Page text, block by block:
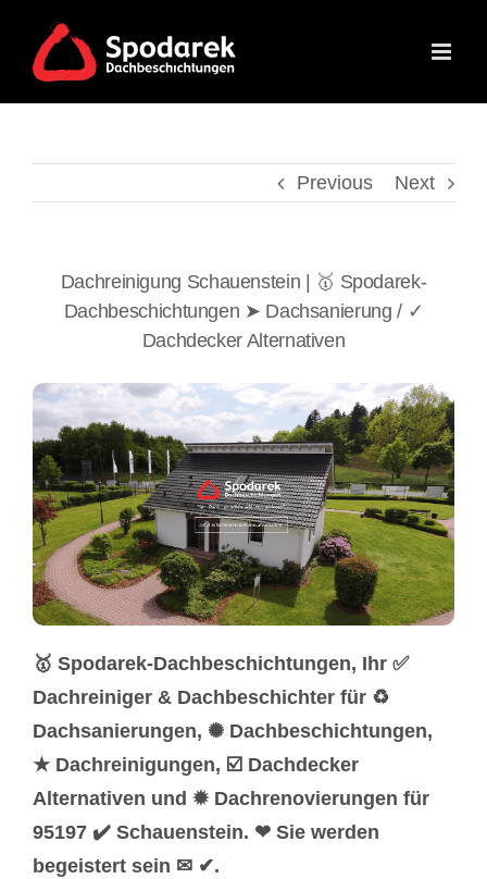
content
Previous Next
Dachreinigung Schauenstein | 🥇 Spodarek-
Dachbeschichtungen ➤ Dachsanierung / ✓
Dachdecker Alternativen
🥇 Spodarek-Dachbeschichtungen, Ihr ✅
Dachreiniger & Dachbeschichter für ♻
Dachsanierungen, ✺ Dachbeschichtungen,
★ Dachreinigungen, ☑️ Dachdecker
Alternativen und ✹ Dachrenovierungen für
95197 ✔️ Schauenstein. ❤ Sie werden
begeistert sein ✉ ✔.